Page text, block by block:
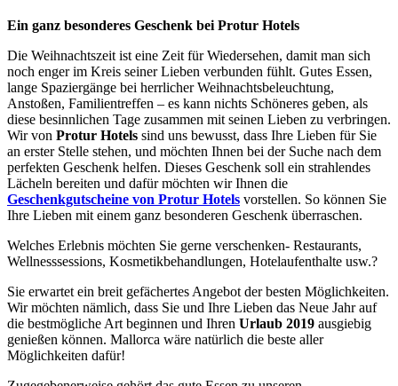
Ein ganz besonderes Geschenk bei Protur Hotels
Die Weihnachtszeit ist eine Zeit für Wiedersehen, damit man sich
noch enger im Kreis seiner Lieben verbunden fühlt. Gutes Essen,
lange Spaziergänge bei herrlicher Weihnachtsbeleuchtung,
Anstoßen, Familientreffen – es kann nichts Schöneres geben, als
diese besinnlichen Tage zusammen mit seinen Lieben zu verbringen.
Wir von Protur Hotels sind uns bewusst, dass Ihre Lieben für Sie
an erster Stelle stehen, und möchten Ihnen bei der Suche nach dem
perfekten Geschenk helfen. Dieses Geschenk soll ein strahlendes
Lächeln bereiten und dafür möchten wir Ihnen die
Geschenkgutscheine von Protur Hotels vorstellen. So können Sie
Ihre Lieben mit einem ganz besonderen Geschenk überraschen.
Welches Erlebnis möchten Sie gerne verschenken- Restaurants,
Wellnesssessions, Kosmetikbehandlungen, Hotelaufenthalte usw.?
Sie erwartet ein breit gefächertes Angebot der besten Möglichkeiten.
Wir möchten nämlich, dass Sie und Ihre Lieben das Neue Jahr auf
die bestmögliche Art beginnen und Ihren Urlaub 2019 ausgiebig
genießen können. Mallorca wäre natürlich die beste aller
Möglichkeiten dafür!